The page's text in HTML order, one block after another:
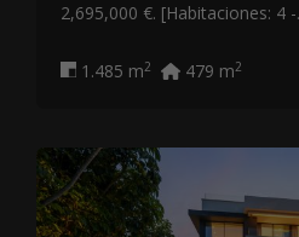
2,695,000 €. [Habitaciones: 4 -
1.485 m2 479 m2